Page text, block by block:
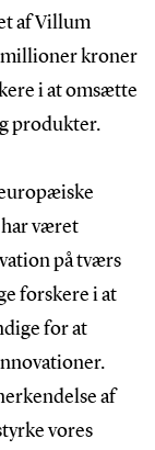
af Villum
millioner kroner
i at omsætte
produkter.
har været
på tværs
forskere i at
for at
af
vores